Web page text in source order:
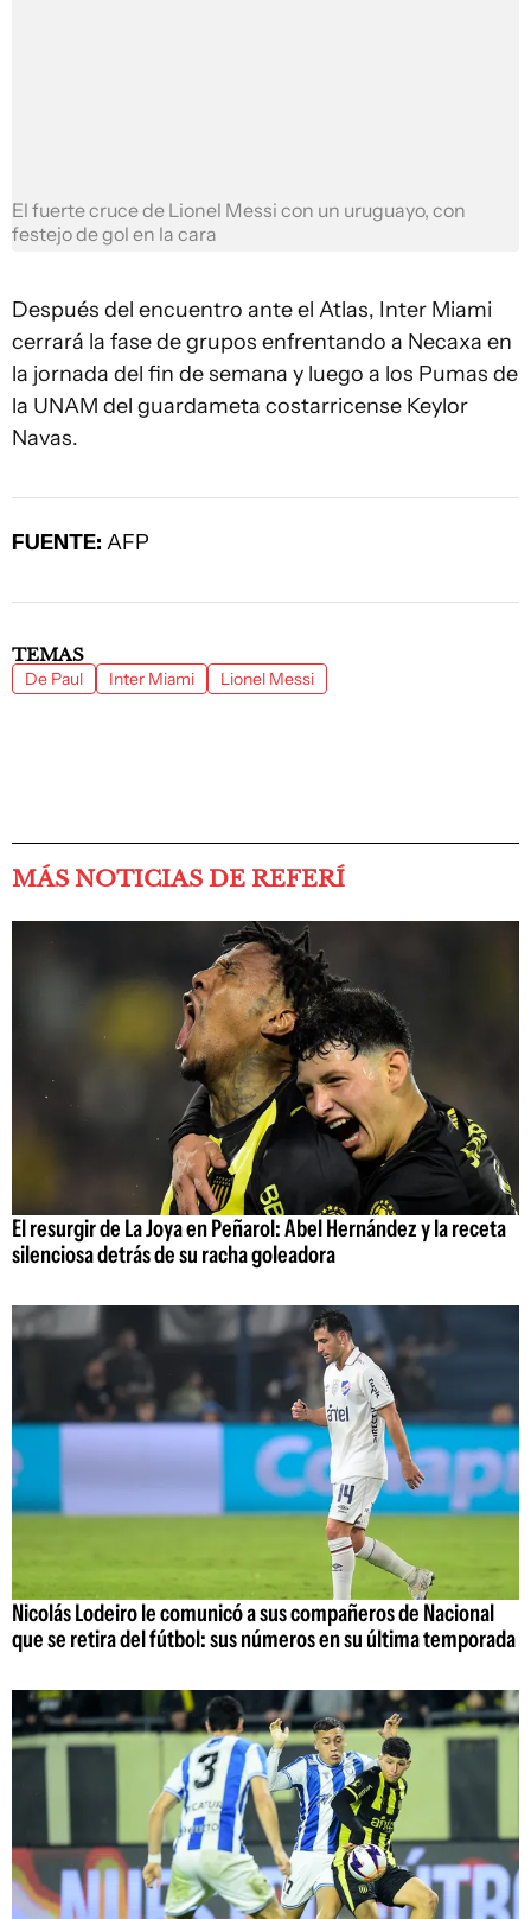
El fuerte cruce de Lionel Messi con un uruguayo, con
festejo de gol en la cara
Después del encuentro ante el Atlas, Inter Miami
cerrará la fase de grupos enfrentando a Necaxa en
la jornada del fin de semana y luego a los Pumas de
la UNAM del guardameta costarricense Keylor
Navas.
FUENTE: AFP
TEMAS
De Paul Inter Miami Lionel Messi
MÁS NOTICIAS DE REFERÍ
El resurgir de La Joya en Peñarol: Abel Hernández y la receta
silenciosa detrás de su racha goleadora
Nicolás Lodeiro le comunicó a sus compañeros de Nacional
que se retira del fútbol: sus números en su última temporada